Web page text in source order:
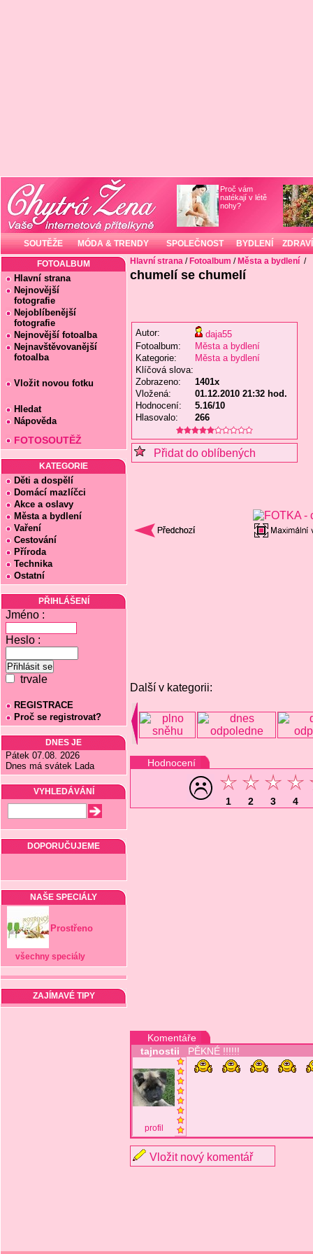
Proč vám
natékají v létě
nohy?
SOUTĚŽE MÓDA & TRENDY SPOLEČNOST BYDLENÍ ZDRAVÍ
FOTOALBUM
Hlavní strana
Nejnovější
fotografie
Nejoblíbenější
fotografie
Nejnovější fotoalba
Nejnavštěvovanější
fotoalba
Vložit novou fotku
Hledat
Nápověda
FOTOSOUTĚŽ
KATEGORIE
Děti a dospělí
Domácí mazlíčci
Akce a oslavy
Města a bydlení
Vaření
Cestování
Příroda
Technika
Ostatní
PŘIHLÁŠENÍ
Jméno :
Heslo :
trvale
REGISTRACE
Proč se registrovat?
DNES JE
Pátek 07.08. 2026
Dnes má svátek Lada
VYHLEDÁVÁNÍ
DOPORUČUJEME
NAŠE SPECIÁLY
Prostřeno
všechny speciály
ZAJÍMAVÉ TIPY
Hlavní strana / Fotoalbum / Města a bydlení /
chumelí se chumelí
Autor:
daja55
Fotoalbum:
Města a bydlení
Kategorie:
Města a bydlení
Klíčová slova:
Zobrazeno:
1401x
Vložená:
01.12.2010 21:32 hod.
Hodnocení:
5.16/10
Hlasovalo:
266
Přidat do oblíbených
Další v kategorii:
Hodnocení
1 2 3 4
Komentáře
tajnostii
PĚKNÉ !!!!!!
profil
Vložit nový komentář